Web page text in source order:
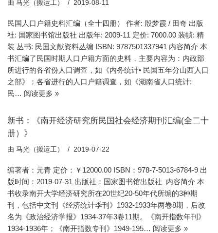
由 马光（搬运工） 2019-08-11
民国人口户籍史料汇编（全十四册） 作者: 殷梦霞 / 田奇 出版
社: 国家图书馆出版社 出版年: 2009-11 定价: 7000.00 装帧: 精
装 丛书: 民国文献资料丛编 ISBN: 9787501337941 内容简介 本
书汇编了民国时期人口户籍方面的史料，主要内容为：内政部
所进行的各省份人口调查，如《内务统计• 民国五年分山西人口
之部》；各省进行的人口户籍调查，如《湖南省人口统计:
民… 阅读更多 »
新书：《南开经济研究所民国社会经济期刊汇编(全二十
册）》
由 马光（搬运工） 2019-07-22
编著者：元青 定价：￥12000.00 ISBN：978-7-5013-6784-9 出
版时间：2019-07-31 出版社：国家图书馆出版社 内容简介 本
书收录南开大学经济研究所在20世纪20-50年代所编的3种期
刊，包括中文刊《经济统计季刊》1932-1933年两卷8期，后改
名为《政治经济学报》1934-37年3卷11期。《南开指数年刊》
1934-1936年；《南开指数专刊》1949-195… 阅读更多 »